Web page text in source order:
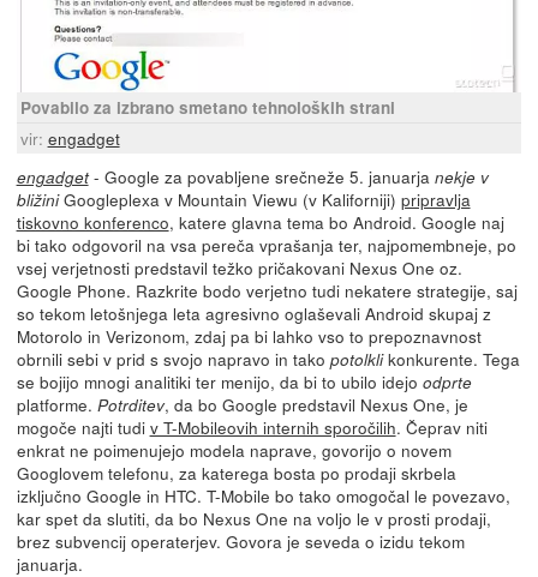
Povabilo za izbrano smetano tehnoloških strani
vir: engadget
engadget- Google za povabljene srečneže 5. januarja nekje v
bližiniGoogleplexa v Mountain Viewu (v Kaliforniji) pripravlja
tiskovno konferenco, katere glavna tema bo Android. Google naj
bi tako odgovoril na vsa pereča vprašanja ter, najpomembneje, po
vsej verjetnosti predstavil težko pričakovani Nexus One oz.
Google Phone. Razkrite bodo verjetno tudi nekatere strategije, saj
so tekom letošnjega leta agresivno oglaševali Android skupaj z
Motorolo in Verizonom, zdaj pa bi lahko vso to prepoznavnost
obrnili sebi v prid s svojo napravo in tako potolklikonkurente. Tega
se bojijo mnogi analitiki ter menijo, da bi to ubilo idejo odprte
platforme. Potrditev, da bo Google predstavil Nexus One, je
mogoče najti tudi v T-Mobileovih internih sporočilih. Čeprav niti
enkrat ne poimenujejo modela naprave, govorijo o novem
Googlovem telefonu, za katerega bosta po prodaji skrbela
izključno Google in HTC. T-Mobile bo tako omogočal le povezavo,
kar spet da slutiti, da bo Nexus One na voljo le v prosti prodaji,
brez subvencij operaterjev. Govora je seveda o izidu tekom
januarja.